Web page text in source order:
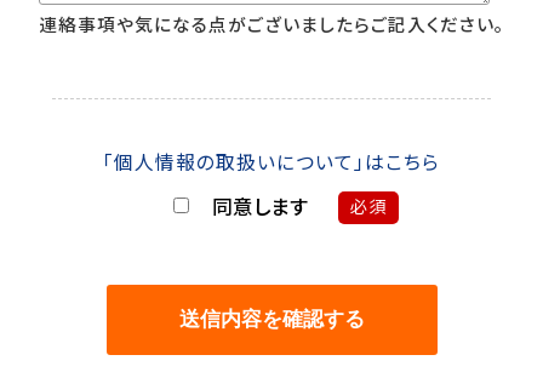
連絡事項や気になる点がございましたらご記入ください。
「個人情報の取扱いについて」はこちら
同意します 必須